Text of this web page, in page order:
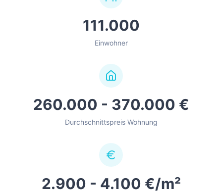
111.000
Einwohner
260.000 - 370.000 €
Durchschnittspreis Wohnung
2.900 - 4.100 €/m²